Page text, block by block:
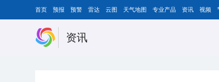
首页 预报 预警 雷达 云图 天气地图 专业产品 资讯 视频
资讯